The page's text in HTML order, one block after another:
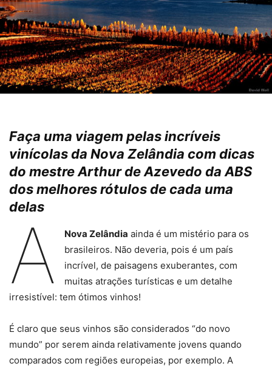
Faça uma viagem pelas incríveis
vinícolas da Nova Zelândia com dicas
do mestre Arthur de Azevedo da ABS
dos melhores rótulos de cada uma
delas
A Nova Zelândia ainda é um mistério para os
brasileiros. Não deveria, pois é um país
incrível, de paisagens exuberantes, com
muitas atrações turísticas e um detalhe
irresistível: tem ótimos vinhos!
É claro que seus vinhos são considerados “do novo
mundo” por serem ainda relativamente jovens quando
comparados com regiões europeias, por exemplo. A